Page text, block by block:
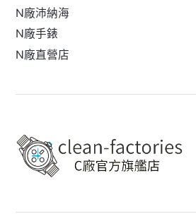
N廠沛納海
N廠手錶
N廠直營店